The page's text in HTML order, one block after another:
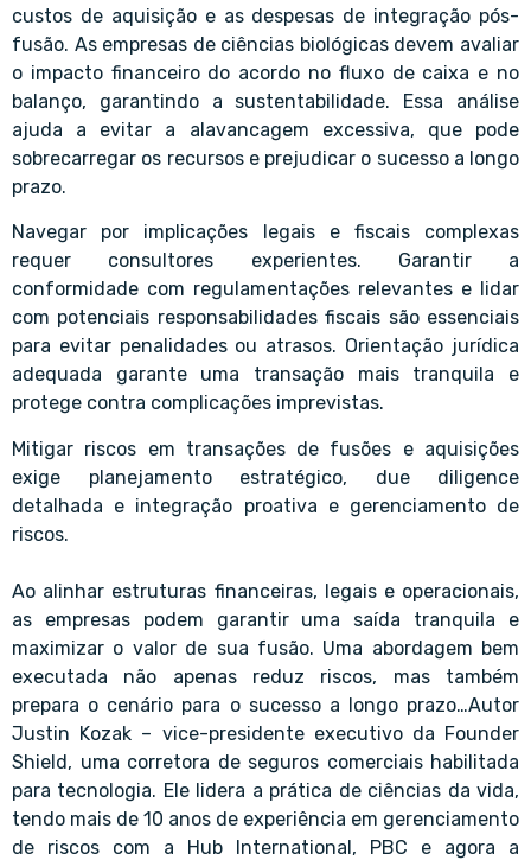
custos de aquisição e as despesas de integração pós-
fusão. As empresas de ciências biológicas devem avaliar
o impacto financeiro do acordo no fluxo de caixa e no
balanço, garantindo a sustentabilidade. Essa análise
ajuda a evitar a alavancagem excessiva, que pode
sobrecarregar os recursos e prejudicar o sucesso a longo
prazo.
Navegar por implicações legais e fiscais complexas
requer consultores experientes. Garantir a
conformidade com regulamentações relevantes e lidar
com potenciais responsabilidades fiscais são essenciais
para evitar penalidades ou atrasos. Orientação jurídica
adequada garante uma transação mais tranquila e
protege contra complicações imprevistas.
Mitigar riscos em transações de fusões e aquisições
exige planejamento estratégico, due diligence
detalhada e integração proativa e gerenciamento de
riscos.
Ao alinhar estruturas financeiras, legais e operacionais,
as empresas podem garantir uma saída tranquila e
maximizar o valor de sua fusão. Uma abordagem bem
executada não apenas reduz riscos, mas também
prepara o cenário para o sucesso a longo prazo…Autor
Justin Kozak – vice-presidente executivo da Founder
Shield, uma corretora de seguros comerciais habilitada
para tecnologia. Ele lidera a prática de ciências da vida,
tendo mais de 10 anos de experiência em gerenciamento
de riscos com a Hub International, PBC e agora a